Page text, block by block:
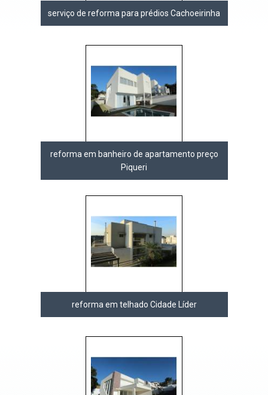
serviço de reforma para prédios Cachoeirinha
reforma em banheiro de apartamento preço
Piqueri
reforma em telhado Cidade Líder